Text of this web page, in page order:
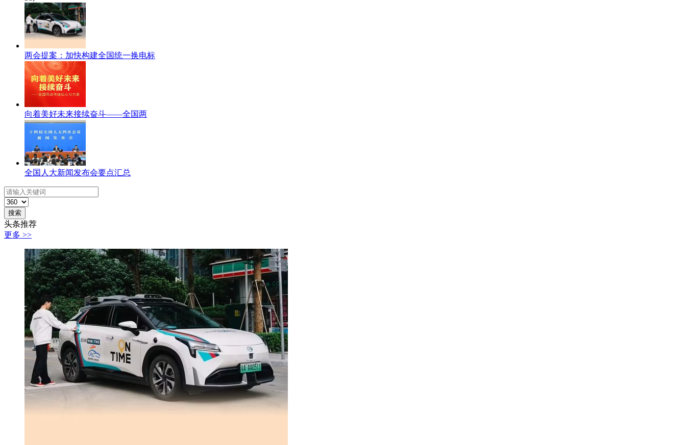
两会提案：加快构建全国统一换电标
向着美好未来接续奋斗——全国两
全国人大新闻发布会要点汇总
搜索
头条推荐
更多 >>